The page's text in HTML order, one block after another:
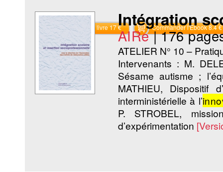
Commander le livre 17 € Commander l'Ebook 8.4 €
Intégration
AIRe |176
ATELIER N° 10 –
Intervenants : M.
Sésame autisme ;
MATHIEU, Dispositif
interministérielle à l’
P. STROBEL,
d’expérimentation